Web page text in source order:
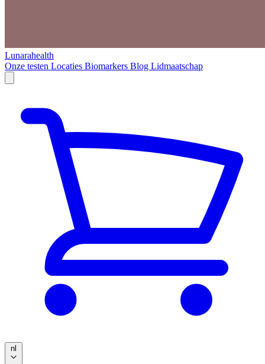
Lunarahealth
Onze testen Locaties Biomarkers Blog Lidmaatschap
nl